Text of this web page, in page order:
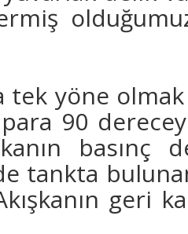
yöne olmak
90
basınç
tankta
geri